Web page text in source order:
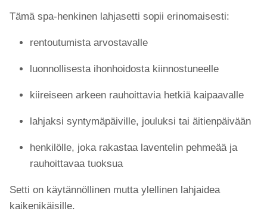
Tämä spa-henkinen lahjasetti sopii erinomaisesti:
rentoutumista arvostavalle
luonnollisesta ihonhoidosta kiinnostuneelle
kiireiseen arkeen rauhoittavia hetkiä kaipaavalle
lahjaksi syntymäpäiville, jouluksi tai äitienpäivään
henkilölle, joka rakastaa laventelin pehmeää ja
rauhoittavaa tuoksua
Setti on käytännöllinen mutta ylellinen lahjaidea
kaikenikäisille.